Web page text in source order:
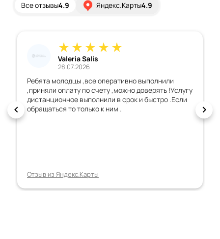
Все отзывы4.9 Яндекс.Карты4.9
выполнили
!Услугу
и быстро .Если
Работают специалисты, хороший
Отзыв из Яндекс.Карты